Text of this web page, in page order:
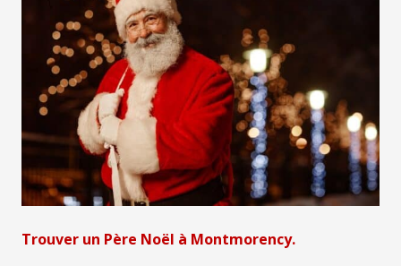
Trouver un Père Noël à Montmorency.